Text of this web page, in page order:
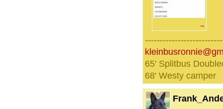
→
65' Splitbus
68' Westy camper